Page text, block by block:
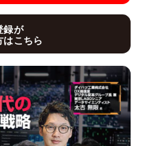
録が
はこちら